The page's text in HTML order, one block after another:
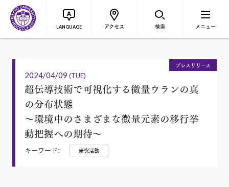
LANGUAGE アクセス 検索 メニュー
2024/04/09 (TUE)
プレスリリース
超伝導技術で可視化する微量ウランの真
の分布状態
～環境中のさまざまな微量元素の移行挙
動把握への期待～
キーワード: 研究活動